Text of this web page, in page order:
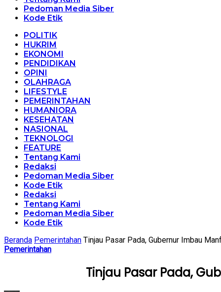
Pedoman Media Siber
Kode Etik
POLITIK
HUKRIM
EKONOMI
PENDIDIKAN
OPINI
OLAHRAGA
LIFESTYLE
PEMERINTAHAN
HUMANIORA
KESEHATAN
NASIONAL
TEKNOLOGI
FEATURE
Tentang Kami
Redaksi
Pedoman Media Siber
Kode Etik
Redaksi
Tentang Kami
Pedoman Media Siber
Kode Etik
Beranda Pemerintahan Tinjau Pasar Pada, Gubernur Imbau
Pemerintahan
Tinjau Pasar Pada,